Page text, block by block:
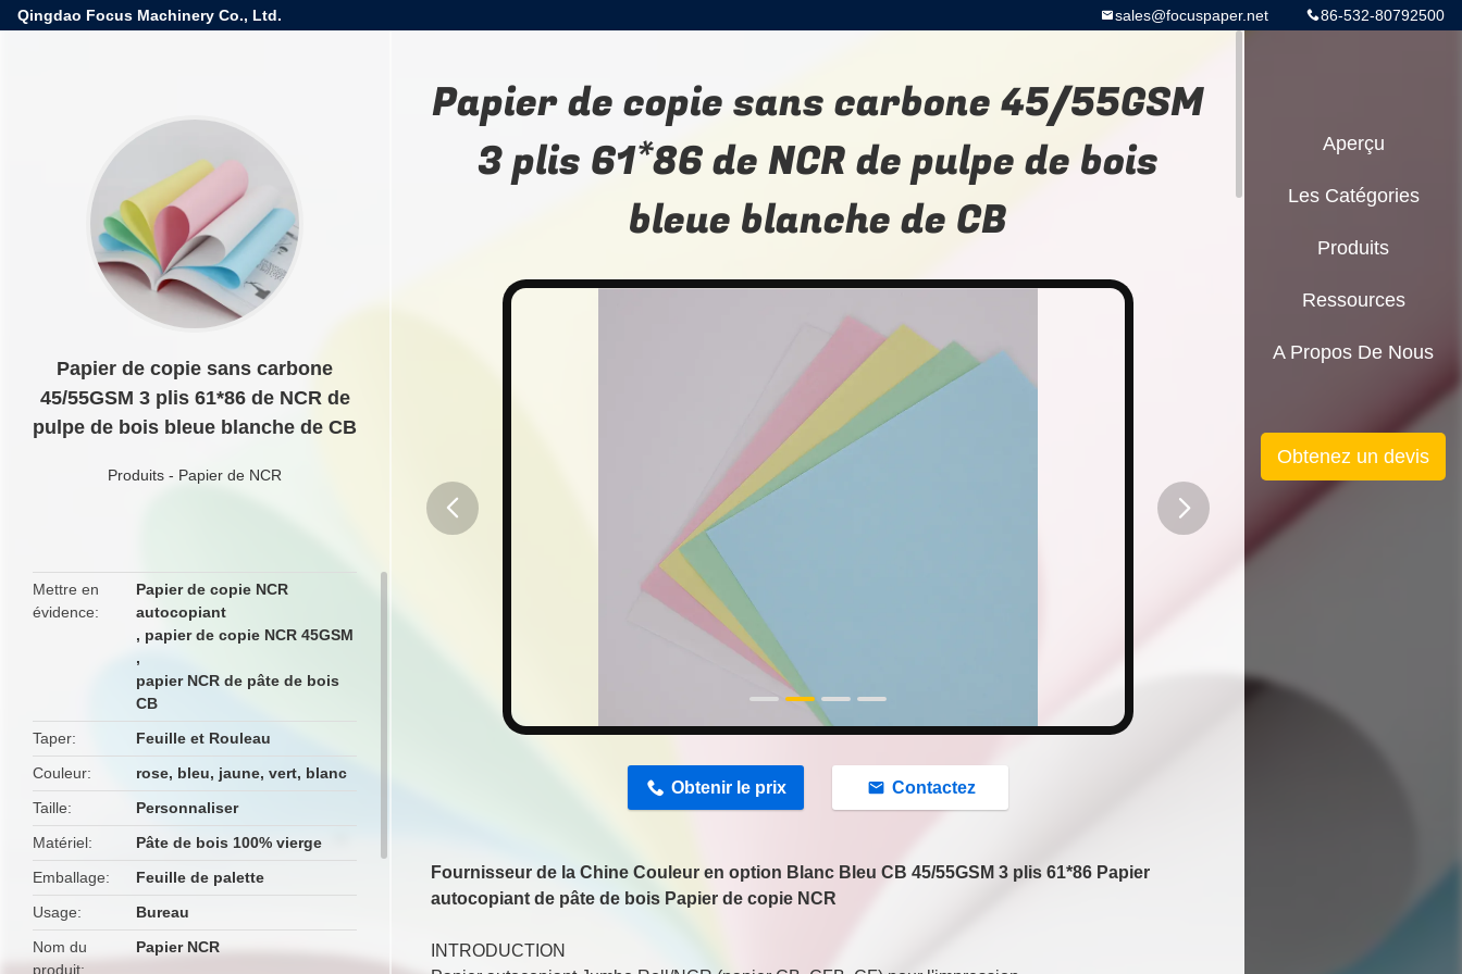
Qingdao Focus Machinery Co., Ltd. 86-532-80792500
sales@focuspaper.net
Papier de copie sans carbone
45/55GSM 3 plis 61*86 de NCR de
pulpe de bois bleue blanche de CB
Produits - Papier de NCR
Mettre en
évidence
Papier de copie NCR
autocopiant
, papier de copie NCR 45GSM
,
papier NCR de pâte de bois
CB
Taper
Feuille et Rouleau
Couleur
rose, bleu, jaune, vert, blanc
Taille
Personnaliser
Matériel
Pâte de bois 100% vierge
Emballage
Feuille de palette
Usage
Bureau
Nom du
produit
Papier NCR
Papier de copie sans carbone 45/55GSM
3 plis 61*86 de NCR de pulpe de bois
bleue blanche de CB
Obtenir le prix Contactez
Fournisseur de la Chine Couleur en option Blanc Bleu CB 45/55GSM 3 plis 61*86 Papier
autocopiant de pâte de bois Papier de copie NCR
INTRODUCTION
Aperçu
Les Catégories
Produits
Ressources
A Propos De Nous
Obtenez un devis